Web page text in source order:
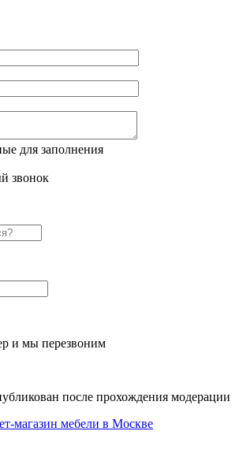
для заполнения
звонок
и мы перезвоним
после прохождения модерации
магазин мебели в Москве